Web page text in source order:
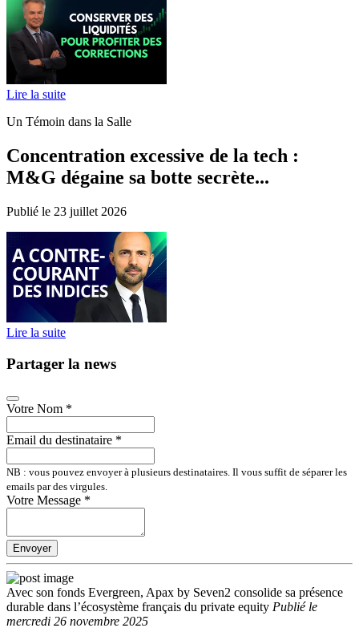
Lire la suite
Un Témoin dans la Salle
Concentration excessive de la tech :
M&G dégaine sa botte secrète...
Publié le 23 juillet 2026
Lire la suite
Partager la news
Votre Nom *
Email du destinataire *
NB : vous pouvez envoyer à plusieurs destinataires. Il vous suffit de séparer les
emails par des virgules.
Votre Message *
Envoyer
Avec son fonds Evergreen, Apax by Seven2 consolide sa présence
durable dans l’écosystème français du private equity Publié le
mercredi 26 novembre 2025